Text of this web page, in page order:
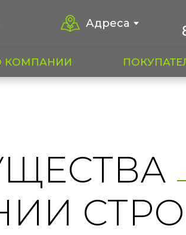
Адреса
КОМПАНИИ